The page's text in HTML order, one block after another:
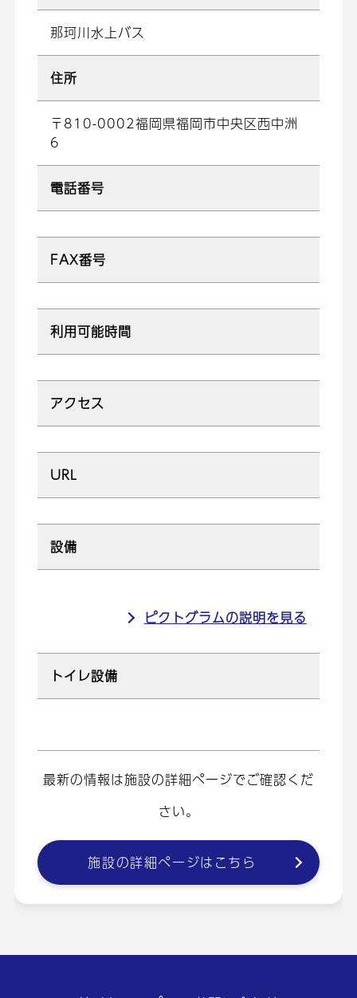
那珂川水上バス
住所
〒810-0002福岡県福岡市中央区西中洲
6
電話番号
FAX番号
利用可能時間
アクセス
URL
設備
ピクトグラムの説明を見る
トイレ設備
最新の情報は施設の詳細ページでご確認くだ
さい。
施設の詳細ページはこちら